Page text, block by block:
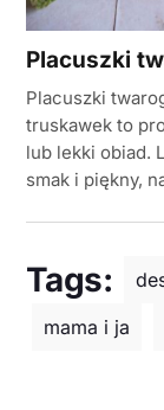
Placuszki
Placuszki
truskawek to
lub lekki obiad.
smak i piękny,
Tags:
mama i ja